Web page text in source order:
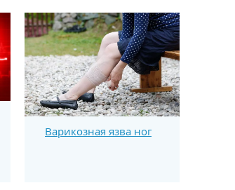
Варикозная язва ног